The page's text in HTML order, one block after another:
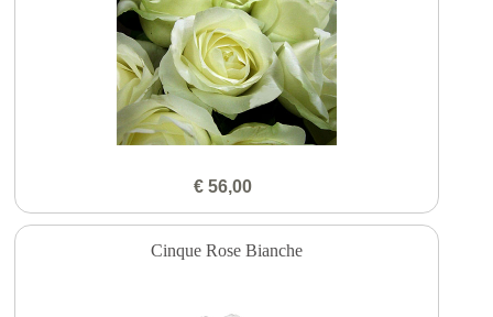
€ 56,00
Cinque Rose Bianche